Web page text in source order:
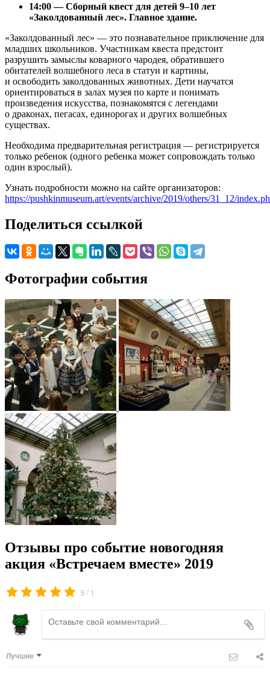
14:00 — Сборный квест для детей 9–10 лет
«Заколдованный лес». Главное здание.
«Заколдованный лес» — это познавательное приключение для
младших школьников. Участникам квеста предстоит
разрушить замыслы коварного чародея, обратившего
обитателей волшебного леса в статуи и картины,
и освободить заколдованных животных. Дети научатся
ориентироваться в залах музея по карте и понимать
произведения искусства, познакомятся с легендами
о драконах, пегасах, единорогах и других волшебных
существах.
Необходима предварительная регистрация — регистрируется
только ребенок (одного ребенка может сопровождать только
один взрослый).
Узнать подробности можно на сайте организаторов:
https://pushkinmuseum.art/events/archive/2019/others/31_12/
Поделиться ссылкой
Фотографии события
Отзывы про событие новогодняя
акция «Встречаем вместе» 2019
5 / 1
Лучшие